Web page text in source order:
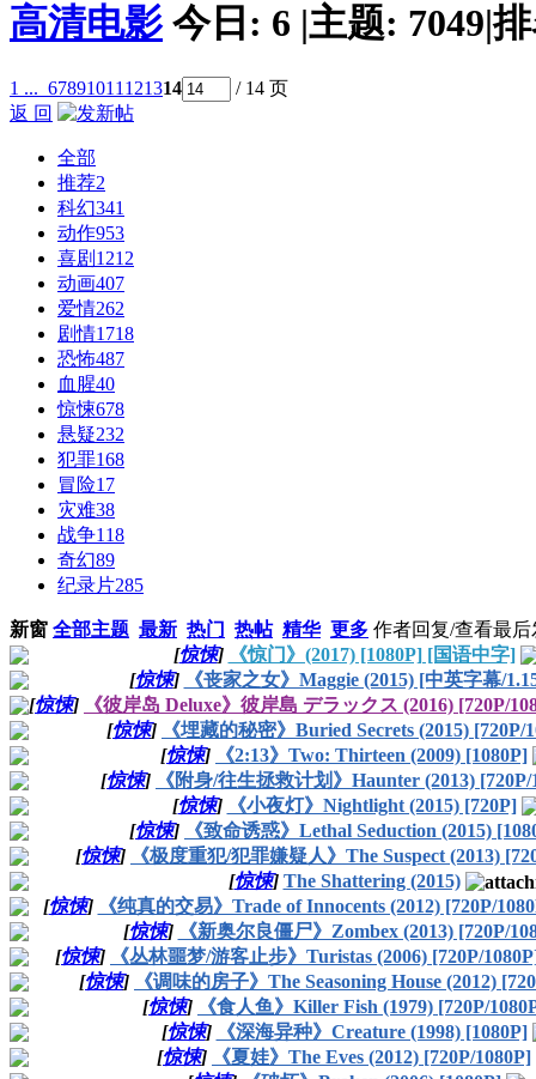
高清电影 今日: 6 |主题: 7049|
1 ... 67891011 121314
/ 14 页
返 回
全部
推荐2
科幻341
动作953
喜剧 1212
动画407
爱情262
剧情1718
恐怖487
血腥40
惊悚678
悬疑232
犯罪168
冒险17
灾难38
战争118
奇幻89
纪录片285
新窗 全部主题 最新 热门 热帖 精华 更多 作者回复/查看最后
[惊悚]
《惊门》(2017) [1080P] [国语中字]
[惊悚]
《丧家之女》Maggie (2015) [中英字幕/
[惊悚]
《彼岸岛 Deluxe》彼岸島 デラックス (2016) [720P/
[惊悚]
《埋藏的秘密》Buried Secrets (2015) [720P/
[惊悚]
《2:13》Two: Thirteen (2009) [1080P]
[惊悚]
《附身/往生拯救计划》Haunter (2013) [720P/
[惊悚]
《小夜灯》Nightlight (2015) [720P]
[惊悚]
《致命诱惑》Lethal Seduction (2015)
[惊悚]
《极度重犯/犯罪嫌疑人》The Suspect (2013)
[惊悚] The Shattering (2015)
[惊悚]
《纯真的交易》Trade of Innocents (2012) [720P/
[惊悚]
《新奥尔良僵尸》Zombex (2013) [720P/
[惊悚]
《丛林噩梦/游客止步》Turistas (2006) [720P/
[惊悚]
《调味的房子》The Seasoning House (2012)
[惊悚]
《食人鱼》Killer Fish (1979) [720P/
[惊悚]
《深海异种》Creature (1998) [1080P]
[惊悚]
《夏娃》The Eves (2012) [720P/1080P]